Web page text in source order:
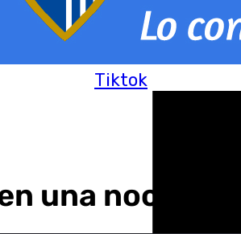
Tiktok
una noche